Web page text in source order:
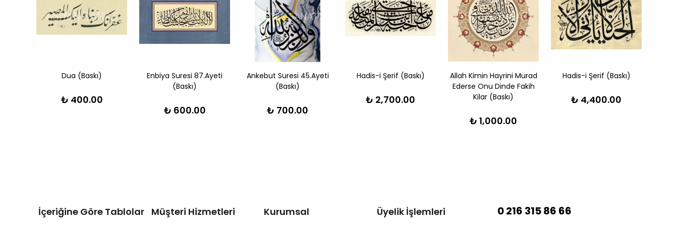
Dua (Baskı)
₺ 400.00
Enbiya Suresi 87.Ayeti
(Baskı)
₺ 600.00
Ankebut Suresi 45.Ayeti
(Baskı)
₺ 700.00
Hadis-i Şerif (Baskı)
₺ 2,700.00
Allah Kimin Hayrini Murad
Ederse Onu Dinde Fakih
Kilar (Baskı)
₺ 1,000.00
Hadis-i Şerif (Baskı)
₺ 4,400.00
İçeriğine Göre Tablolar Müşteri Hizmetleri Kurumsal Üyelik İşlemleri 0 216 315 86 66